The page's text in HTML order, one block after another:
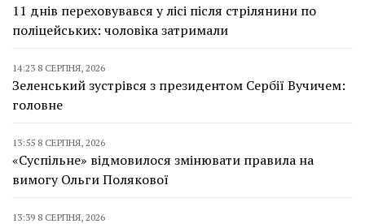
11 днів переховувався у лісі після стрілянини по
поліцейських: чоловіка затримали
14:23 8 СЕРПНЯ, 2026
Зеленський зустрівся з президентом Сербії Вучичем:
головне
13:55 8 СЕРПНЯ, 2026
«Суспільне» відмовилося змінювати правила на
вимогу Ольги Полякової
13:39 8 СЕРПНЯ, 2026